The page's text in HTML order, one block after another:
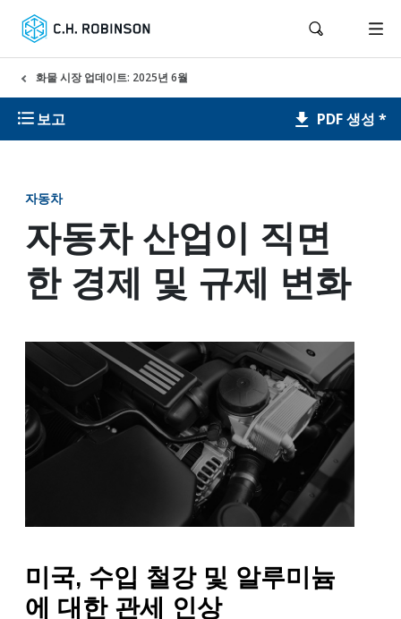
화물 시장 업데이트: 2025년 6월
보고 PDF 생성 *
자동차
자동차 산업이 직면
한 경제 및 규제 변화
미국, 수입 철강 및 알루미늄
에 대한 관세 인상